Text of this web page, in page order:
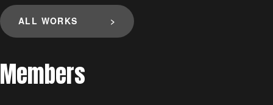
ALL WORKS
Members